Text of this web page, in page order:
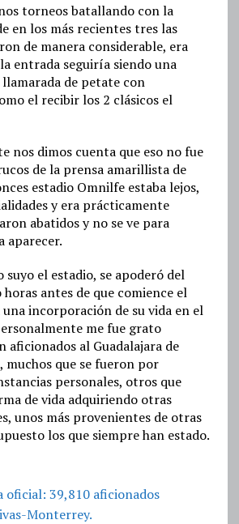
torneos batallando con la
en los más recientes tres las
de manera considerable, era
entrada seguiría siendo una
de petate con
el recibir los 2 clásicos el
nos dimos cuenta que eso no fue
de la prensa amarillista de
estadio Omnilfe estaba lejos,
y era prácticamente
abatidos y no se ve para
aparecer.
suyo el estadio, se apoderó del
antes de que comience el
incorporación de su vida en el
me fue grato
aficionados al Guadalajara de
muchos que se fueron por
personales, otros que
de vida adquiriendo otras
unos más provenientes de otras
los que siempre han estado.
oficial: 39,810 aficionados
Monterrey.